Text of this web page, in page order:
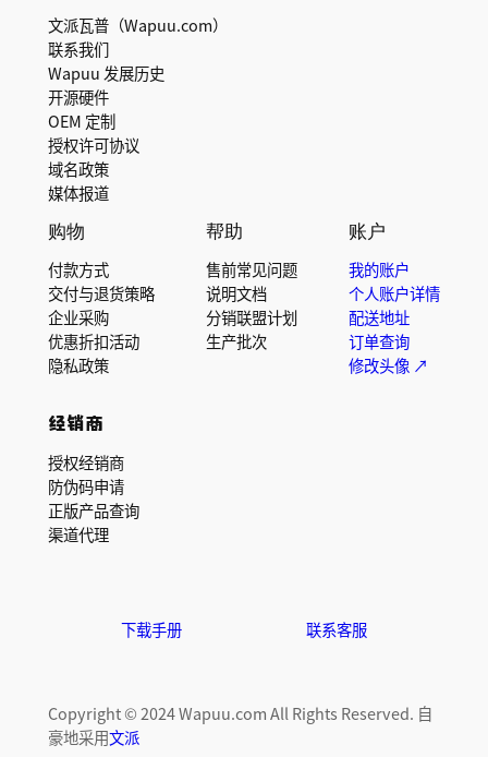
文派瓦普（Wapuu.com）
联系我们
Wapuu 发展历史
开源硬件
OEM 定制
授权许可协议
域名政策
媒体报道
购物
付款方式
交付与退货策略
企业采购
优惠折扣活动
隐私政策
帮助
售前常见问题
说明文档
分销联盟计划
生产批次
账户
我的账户
个人账户详情
配送地址
订单查询
修改头像 ↗
经销商
授权经销商
防伪码申请
正版产品查询
渠道代理
下载手册 联系客服
Copyright © 2024 Wapuu.com All Rights Reserved. 自
豪地采用文派